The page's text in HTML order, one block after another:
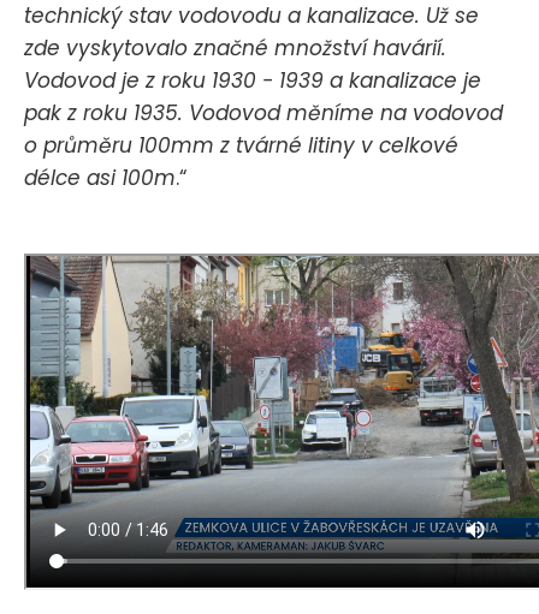
technický stav vodovodu a kanalizace. Už se
zde vyskytovalo značné množství havárií.
Vodovod je z roku 1930 - 1939 a kanalizace je
pak z roku 1935. Vodovod měníme na vodovod
o průměru 100mm z tvárné litiny v celkové
délce asi 100m.“